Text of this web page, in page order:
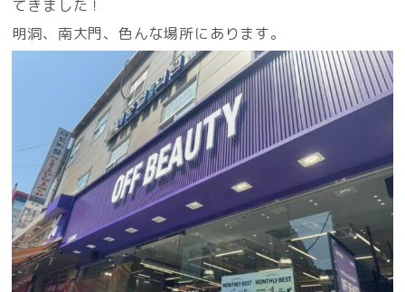
てきました！
明洞、南大門、色んな場所にあります。